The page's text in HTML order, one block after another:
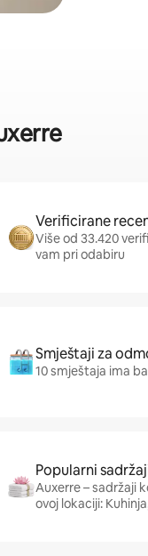
Verificirane
Više od 33.420
vam pri odabiru
Smještaji za
10 smještaja ima
Popularni
Auxerre – sadržaji
ovoj lokaciji: